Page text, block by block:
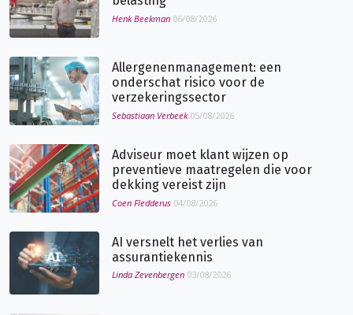
Henk Beekman 06/08/2026
Allergenenmanagement: een
onderschat risico voor de
verzekeringssector
Sebastiaan Verbeek 05/08/2026
Adviseur moet klant wijzen op
preventieve maatregelen die voor
dekking vereist zijn
Coen Fledderus 04/08/2026
AI versnelt het verlies van
assurantiekennis
Linda Zevenbergen 03/08/2026